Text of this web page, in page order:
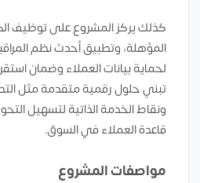
كذلك يركز المشروع على توظيف
المؤهلة، وتطبيق أحدث نظم
لحماية بيانات العملاء وضمان
تبني حلول رقمية متقدمة مثل
ونقاط الخدمة الذاتية لتسهيل
قاعدة العملاء في السوق.
مواصفات المشروع